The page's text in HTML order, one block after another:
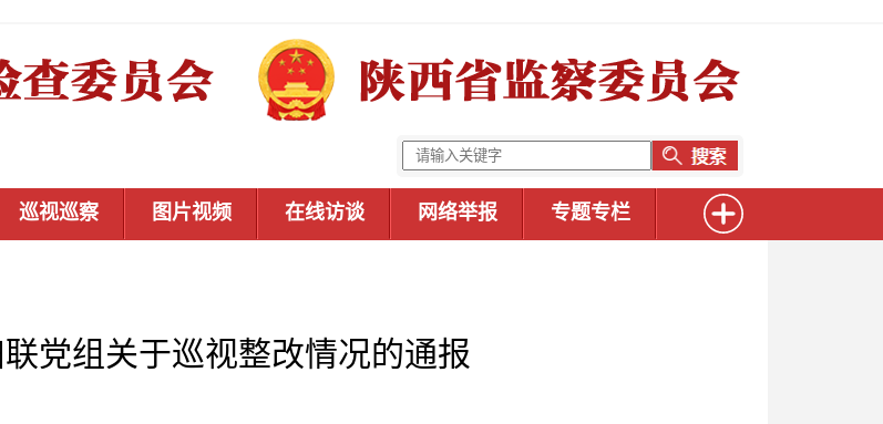
巡视巡察 图片视频 在线访谈 网络举报 专题专栏
党组关于巡视整改情况的通报